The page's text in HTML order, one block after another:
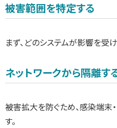
被害範囲を特定する
まず、どのシステムが影響を受
ネットワークから隔離す
被害拡大を防ぐため、感染端末
す。